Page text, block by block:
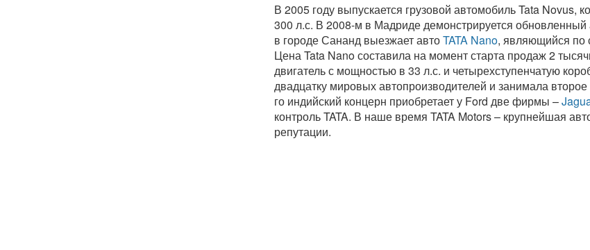
В 2005 году выпускается грузовой автомобиль Tata Novus,
300 л.с. В 2008-м в Мадриде демонстрируется
в городе Сананд выезжает автоTATA Nano, являющийся по
Цена Tata Nano составила на момент старта продаж 2
двигатель с мощностью в 33 л.с. и четырехступенчатую
двадцатку мировых автопроизводителей и занимала
го индийский концерн приобретает у Ford две фирмы –
контроль TATA. В наше время TATA Motors – крупнейшая
репутации.